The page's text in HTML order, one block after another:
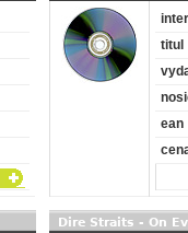
titul
ean
Dire Straits - On